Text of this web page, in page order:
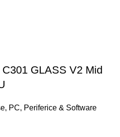
GLASS V2 Mid
, PC, Periferice & Software